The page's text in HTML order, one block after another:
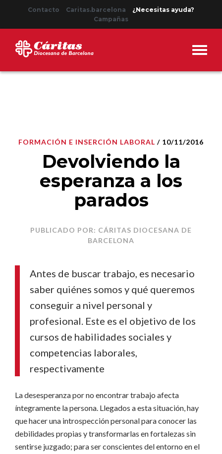
Contacto Caritas.barcelona
¿Necesitas ayuda?
Campañas
FORMACIÓN E INSERCIÓN LABORAL / 10/11/2016
Devolviendo la
esperanza a los
parados
PUBLICADO POR: CÁRITAS DIOCESANA DE
BARCELONA
Antes de buscar trabajo, es necesario
saber quiénes somos y qué queremos
conseguir a nivel personal y
profesional. Este es el objetivo de los
cursos de habilidades sociales y
competencias laborales,
respectivamente
La desesperanza por no encontrar trabajo afecta
íntegramente la persona. Llegados a esta situación, hay
que hacer una introspección personal para conocer las
debilidades propias y transformarlas en fortalezas sin
sentirse juzgado; para ser conscientes del entorno en el